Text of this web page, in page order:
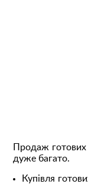
Продаж
дуже багато.
Купівля